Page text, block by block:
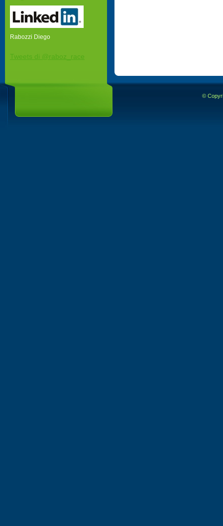
Rabozzi Diego
Tweets di @raboz_race
©